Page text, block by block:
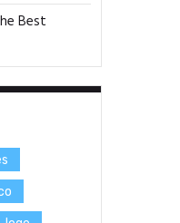
Best